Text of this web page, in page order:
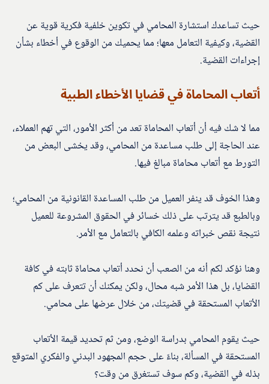
حيث تساعدك استشارة المحامي في تكوين خلفية فكرية قوية عن
القضية، وكيفية التعامل معها؛ مما يحميك من الوقوع في أخطاء بشأن
إجراءات القضية.
أتعاب المحاماة في قضايا الأخطاء الطبية
مما لا شك فيه أن أتعاب المحاماة تعد من أكثر الأمور، التي تهم العملاء،
عند الحاجة إلى طلب مساعدة من المحامي، وقد يخشى البعض من
التورط مع أتعاب محاماة مبالغ فيها.
وهذا الخوف قد ينفر العميل من طلب المساعدة القانونية من المحامي؛
وبالطبع قد يترتب على ذلك خسائر في الحقوق المشروعة للعميل
نتيجة نقص خبراته وعلمه الكافي بالتعامل مع الأمر.
وهنا نؤكد لكم أنه من الصعب أن نحدد أتعاب محاماة ثابته في كافة
القضايا، بل هذا الأمر شبه محال، ولكن يمكنك أن تتعرف على كم
الأتعاب المستحقة في قضيتك، من خلال عرضها على محامي.
حيث يقوم المحامي بدراسة الوضع، ومن ثم تحديد قيمة الأتعاب
المستحقة في المسألة، بناءً على حجم المجهود البدني والفكري المتوقع
بذله في القضية، وكم سوف تستغرق من وقت؟